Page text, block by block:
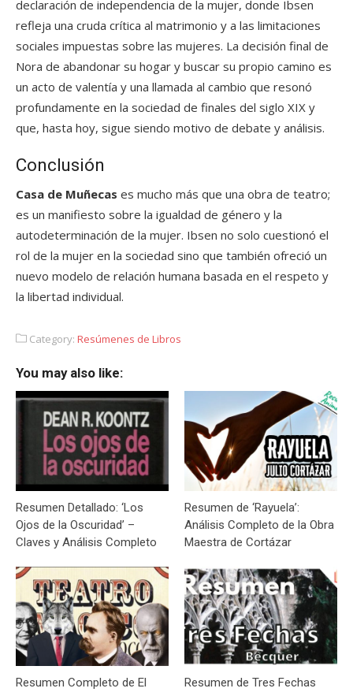
declaración de independencia de la mujer, donde Ibsen
refleja una cruda crítica al matrimonio y a las limitaciones
sociales impuestas sobre las mujeres. La decisión final de
Nora de abandonar su hogar y buscar su propio camino es
un acto de valentía y una llamada al cambio que resonó
profundamente en la sociedad de finales del siglo XIX y
que, hasta hoy, sigue siendo motivo de debate y análisis.
Conclusión
Casa de Muñecas es mucho más que una obra de teatro;
es un manifiesto sobre la igualdad de género y la
autodeterminación de la mujer. Ibsen no solo cuestionó el
rol de la mujer en la sociedad sino que también ofreció un
nuevo modelo de relación humana basada en el respeto y
la libertad individual.
Category: Resúmenes de Libros
You may also like:
Resumen Detallado: ‘Los
Ojos de la Oscuridad’ –
Claves y Análisis Completo
Resumen de ‘Rayuela’:
Análisis Completo de la Obra
Maestra de Cortázar
Resumen Completo de El
Resumen de Tres Fechas